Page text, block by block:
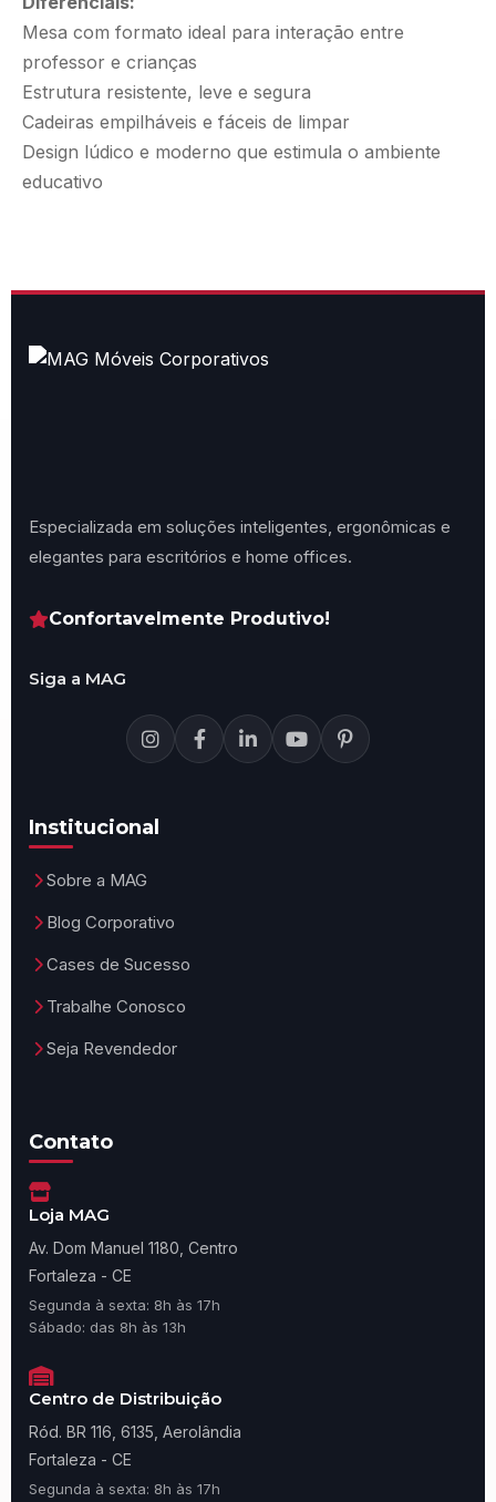
Mesa com formato ideal para interação entre
professor e crianças
Estrutura resistente, leve e segura
Cadeiras empilháveis e fáceis de limpar
Design lúdico e moderno que estimula o ambiente
educativo
Especializada em soluções inteligentes, ergonômicas e
elegantes para escritórios e home offices.
Confortavelmente Produtivo!
Siga a MAG
Institucional
Sobre a MAG
Blog Corporativo
Cases de Sucesso
Trabalhe Conosco
Seja Revendedor
Contato
Loja MAG
Av. Dom Manuel 1180, Centro
Fortaleza - CE
Segunda à sexta: 8h às 17h
Sábado: das 8h às 13h
Centro de Distribuição
Ród. BR 116, 6135, Aerolândia
Fortaleza - CE
Segunda à sexta: 8h às 17h